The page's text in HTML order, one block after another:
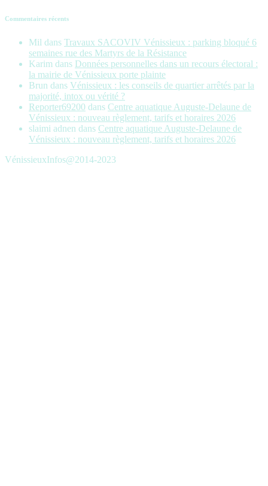
Commentaires récents
Mil dans Travaux SACOVIV Vénissieux : parking bloqué 6
semaines rue des Martyrs de la Résistance
Karim dans Données personnelles dans un recours électoral :
la mairie de Vénissieux porte plainte
Brun dans Vénissieux : les conseils de quartier arrêtés par la
majorité, intox ou vérité ?
Reporter69200 dans Centre aquatique Auguste-Delaune de
Vénissieux : nouveau règlement, tarifs et horaires 2026
slaimi adnen dans Centre aquatique Auguste-Delaune de
Vénissieux : nouveau règlement, tarifs et horaires 2026
VénissieuxInfos@2014-2023